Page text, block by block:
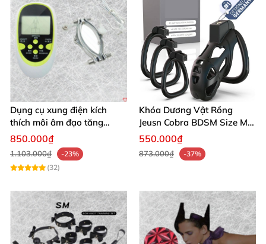
Dụng cụ xung điện kích
thích môi âm đạo tăng
khoái cảm an toàn
850.000₫
1.103.000₫
-23%
(32)
Khóa Dương Vật Rồng
Jeusn Cobra BDSM Size M
Cao Cấp
550.000₫
873.000₫ -37%